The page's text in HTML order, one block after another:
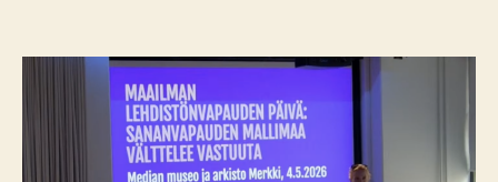
auttaa
vaientamaan
tänne
paenneita
toimittajia”